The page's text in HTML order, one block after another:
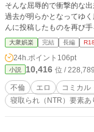
そんな屈辱的で衝撃的な
過去が明らかとなってゆく序章に過ぎな
んに投稿したものを再び手
大衆娯楽 完結 長編 R18
24h.ポイント 106pt
小説 10,416 位 /
不倫 エロ コミカル
寝取られ（NTR）要素あ